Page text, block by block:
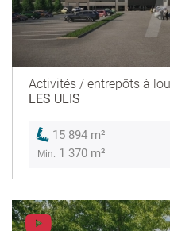
Activités / entrepôts à
LES ULIS
15 894 m²
Min. 1 370 m²